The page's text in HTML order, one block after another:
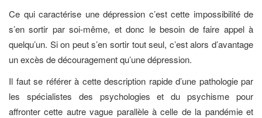
Ce qui caractérise une dépression c’est cette impossibilité de
s’en sortir par soi-même, et donc le besoin de faire appel à
quelqu’un. Si on peut s’en sortir tout seul, c’est alors d’avantage
un excès de découragement qu’une dépression.
Il faut se référer à cette description rapide d’une pathologie par
les spécialistes des psychologies et du psychisme pour
affronter cette autre vague parallèle à celle de la pandémie et